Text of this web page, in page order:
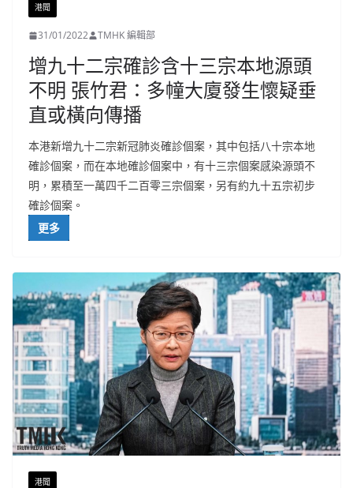
港聞
31/01/2022 TMHK 編輯部
增九十二宗確診含十三宗本地源頭
不明 張竹君：多幢大廈發生懷疑垂
直或橫向傳播
本港新增九十二宗新冠肺炎確診個案，其中包括八十宗本地
確診個案，而在本地確診個案中，有十三宗個案感染源頭不
明，累積至一萬四千二百零三宗個案，另有約九十五宗初步
確診個案。
更多
港聞